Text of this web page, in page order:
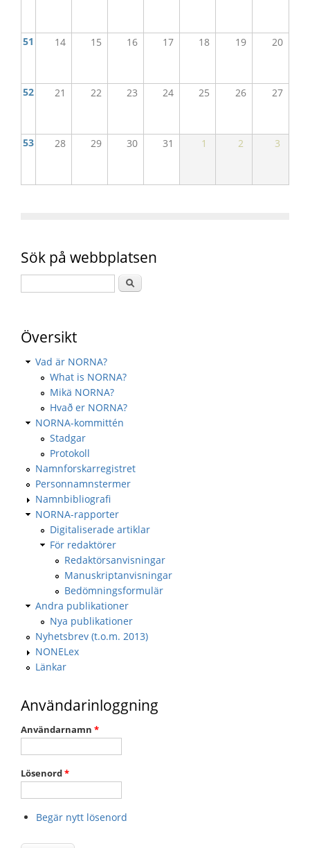
51 14 15 16 17 18 19 20
52 21 22 23 24 25 26 27
53 28 29 30 31 1 2 3
Sök på webbplatsen
Översikt
Vad är NORNA?
What is NORNA?
Mikä NORNA?
Hvað er NORNA?
NORNA-kommittén
Stadgar
Protokoll
Namnforskarregistret
Personnamnstermer
Namnbibliografi
NORNA-rapporter
Digitaliserade artiklar
För redaktörer
Redaktörsanvisningar
Manuskriptanvisningar
Bedömningsformulär
Andra publikationer
Nya publikationer
Nyhetsbrev (t.o.m. 2013)
NONELex
Länkar
Användarinloggning
Användarnamn *
Lösenord*
Begär nytt lösenord